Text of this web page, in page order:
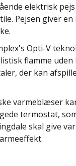
elektrisk
Pejsen giver
Opti-V
flamme
der kan
varmeblæser
termostat,
skal give